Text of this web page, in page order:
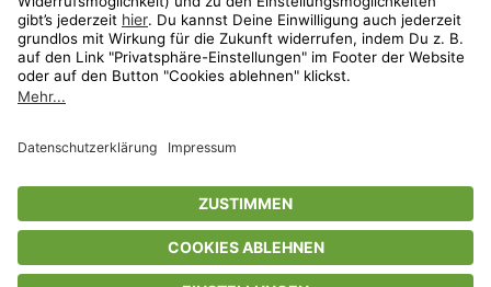
* Streichpreise entsprechen der unverbindlichen Preisempfehlung des
Herstellers. Prozentangaben beziehen sich auf den Streichpreis.
Freunde-Aktionen findest Du unterwww.limango.de/einladen